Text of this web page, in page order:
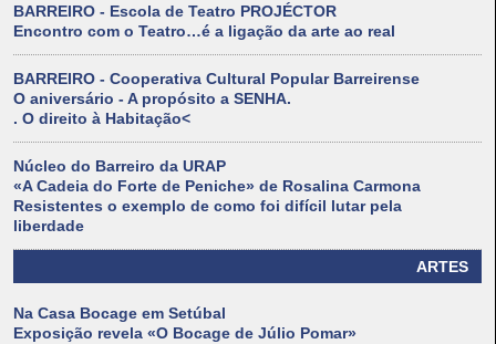
BARREIRO - Escola de Teatro PROJÉCTOR
Encontro com o Teatro…é a ligação da arte ao real
BARREIRO - Cooperativa Cultural Popular Barreirense
O aniversário - A propósito a SENHA.
. O direito à Habitação<
Núcleo do Barreiro da URAP
«A Cadeia do Forte de Peniche» de Rosalina Carmona
Resistentes o exemplo de como foi difícil lutar pela
liberdade
ARTES
Na Casa Bocage em Setúbal
Exposição revela «O Bocage de Júlio Pomar»